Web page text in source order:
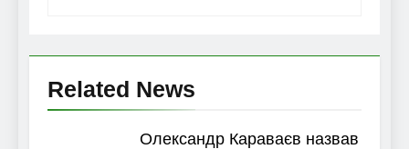
Related News
Олександр Караваєв назвав